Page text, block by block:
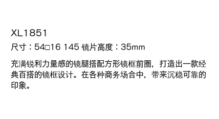
XL1851
尺寸：54□16 145 镜片高度：35mm
充满锐利力量感的镜腿搭配方形镜框前圈，打造出一款经
典百搭的镜框设计。在各种商务场合中，带来沉稳可靠的
印象。